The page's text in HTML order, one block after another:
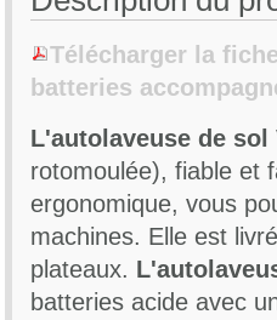
Télécharger la
batteries
L'autolaveuse de sol
rotomoulée), fiable et
ergonomique, vous
machines. Elle est
plateaux.
batteries acide avec